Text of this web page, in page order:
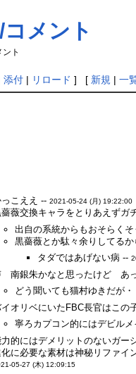
メント
ント
添付| リロード ] [ 新規 | 一
っこええ --2021-05-24 (月) 19:22:00
薔薇交換キャラをとりあえずガ
出自の系統からもおそらく
黒薔薇とか駄々余りしてる
タダではあげない病 --
南銀朱かなと思ったけど あ
どう聞いても猫村ゆきだが
イオリベにいたFBC長官はこの
寧ろカプコン的にはデビル
力的にはデメリットのないガー
化に必要な素材は神秘リファイ
05-27 (木) 12:09:15